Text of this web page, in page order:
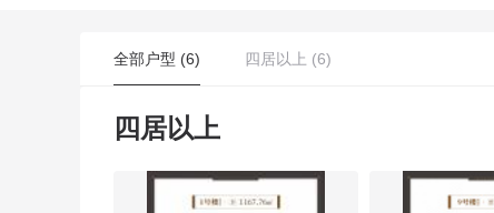
全部户型 (6) 四居以上 (6)
四居以上